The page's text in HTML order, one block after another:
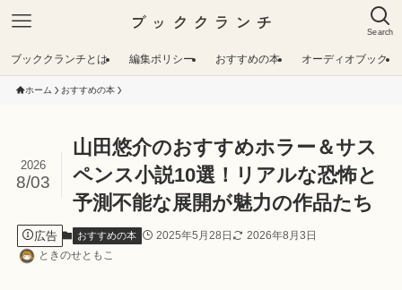
ブッククランチ Search
ブッククランチとは 編集ポリシー おすすめの本 オーディオブック
ホーム おすすめの本
山田悠介のおすすめホラー＆サス
ペンス小説10選！リアルな恐怖と
予測不能な展開が魅力の作品たち
2026
8/03
広告 おすすめの本 2025年5月28日
2026年8月3日
ときのせともこ